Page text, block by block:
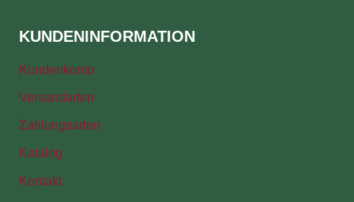
KUNDENINFORMATION
Kundenkonto
Versandarten
Zahlungsarten
Katalog
Kontakt